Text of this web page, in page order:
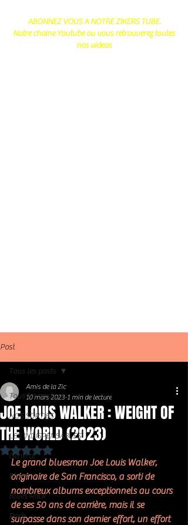
ABONNEZ VOUS A NOTRE ZIKERS TUBE.
Notre chaine Youtube ou vous retrouverez toutes
nos videos
Post
Tous les posts
NOS SORTIES
LES INDISPENSABLES
Général
Blues
Blues Rock
Rock
Tous les posts
JOE LOUIS WALKER : WEIGHT OF
THE WORLD (2023)
Amis de la Zic
10 mars 2023 1 min de lecture
Noté NaN étoiles sur 5.
Le grand bluesman Joe Louis Walker,
originaire de San Francisco, a sorti de
nombreux albums exceptionnels au cours
de ses 50 ans de carrière, mais il se
surpasse dans son dernier effort, un effort